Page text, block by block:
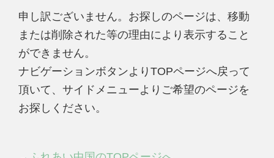
申し訳ございません。お探しのページは、移動
または削除された等の理由により表示すること
ができません。
ナビゲーションボタンよりTOPページへ戻って
頂いて、サイドメニューよりご希望のページを
お探しください。